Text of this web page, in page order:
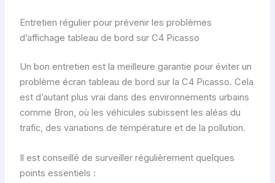
Entretien régulier pour prévenir les problèmes
d’affichage tableau de bord sur C4 Picasso
Un bon entretien est la meilleure garantie pour éviter un
problème écran tableau de bord sur la C4 Picasso. Cela
est d’autant plus vrai dans des environnements urbains
comme Bron, où les véhicules subissent les aléas du
trafic, des variations de température et de la pollution.
Il est conseillé de surveiller régulièrement quelques
points essentiels :